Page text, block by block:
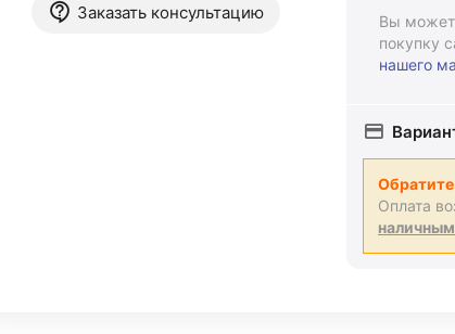
Заказать консультацию
Вы
покупку
нашего
Оплата